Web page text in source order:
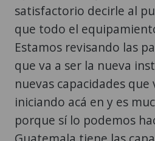
satisfactorio decirle al
que todo el
Estamos revisando las
que va a ser la nueva
nuevas capacidades
iniciando acá en y es
porque sí lo podemos